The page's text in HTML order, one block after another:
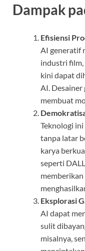
Dampak
Efisiensi
AI generatif
industri film,
kini dapat
AI. Desainer
membuat
Teknologi
tanpa latar
karya
seperti
Eksplorasi
AI dapat
sulit
misalnya,